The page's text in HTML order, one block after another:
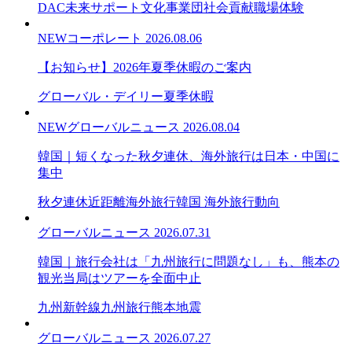
DAC未来サポート文化事業団社会貢献職場体験
NEWコーポレート 2026.08.06
【お知らせ】2026年夏季休暇のご案内
グローバル・デイリー夏季休暇
NEWグローバルニュース 2026.08.04
韓国｜短くなった秋夕連休、海外旅行は日本・中国に
集中
秋夕連休近距離海外旅行韓国 海外旅行動向
グローバルニュース 2026.07.31
韓国｜旅行会社は「九州旅行に問題なし」も、熊本の
観光当局はツアーを全面中止
九州新幹線九州旅行熊本地震
グローバルニュース 2026.07.27